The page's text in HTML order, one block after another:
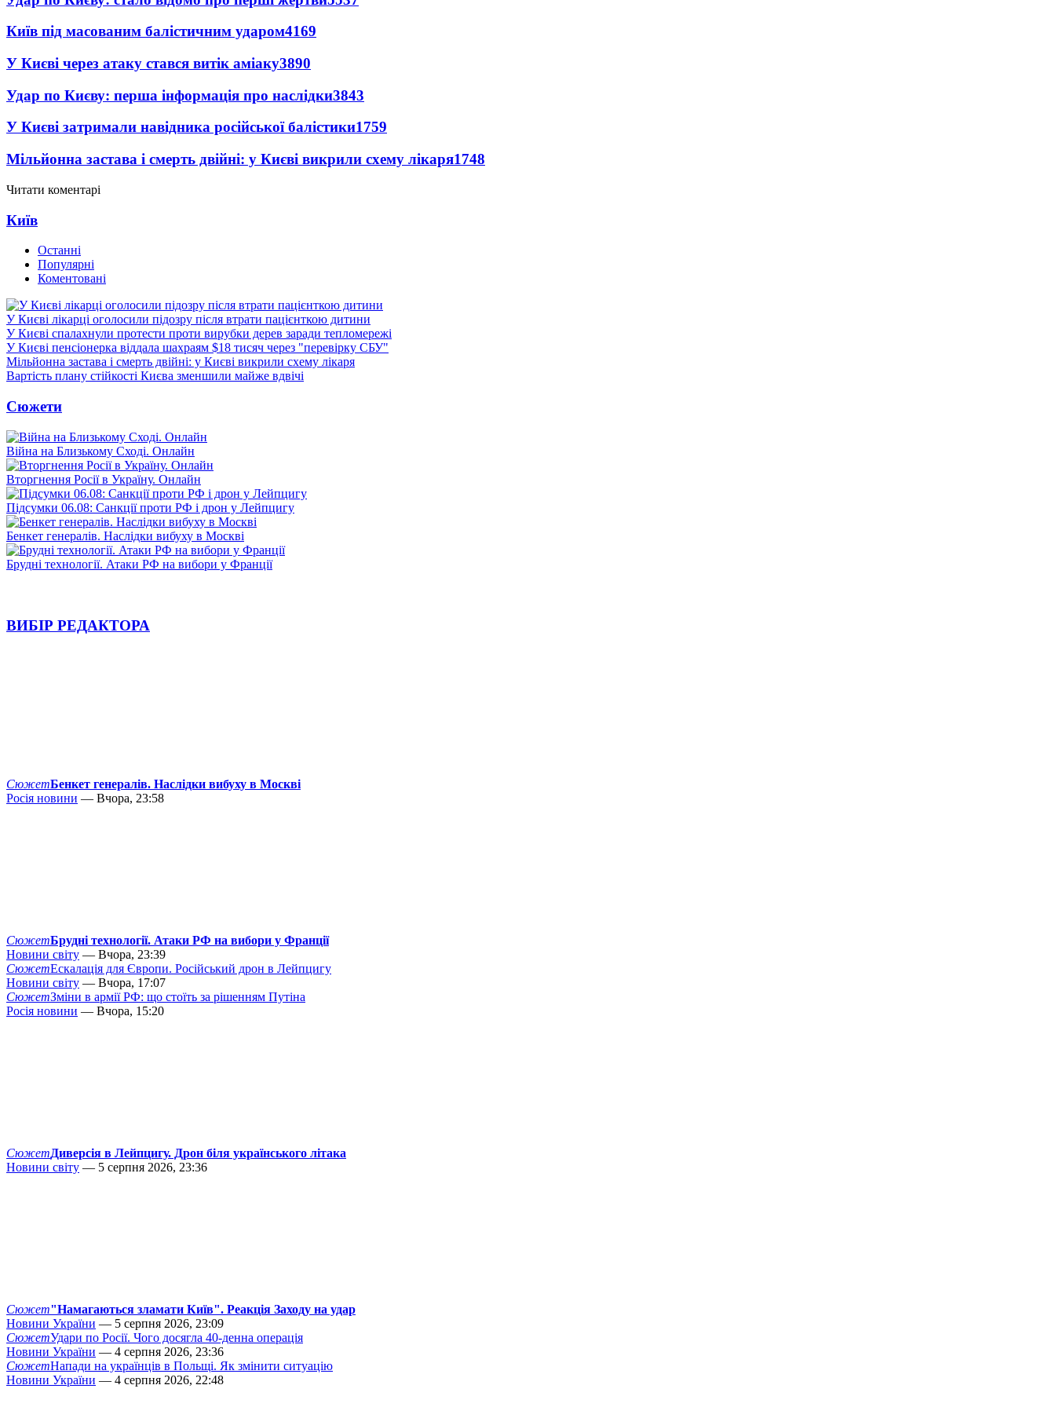
Київ під масованим балістичним ударом4169
У Києві через атаку стався витік аміаку3890
Удар по Києву: перша інформація про наслідки3843
У Києві затримали навідника російської балістики1759
Мільйонна застава і смерть двійні: у Києві викрили схему лікаря1748
Читати коментарі
Київ
Останні
Популярні
Коментовані
У Києві лікарці оголосили підозру після втрати пацієнткою дитини
У Києві спалахнули протести проти вирубки дерев заради тепломережі
У Києві пенсіонерка віддала шахраям $18 тисяч через "перевірку СБУ"
Мільйонна застава і смерть двійні: у Києві викрили схему лікаря
Вартість плану стійкості Києва зменшили майже вдвічі
Сюжети
Війна на Близькому Сході. Онлайн
Вторгнення Росії в Україну. Онлайн
Підсумки 06.08: Санкції проти РФ і дрон у Лейпцигу
Бенкет генералів. Наслідки вибуху в Москві
Брудні технології. Атаки РФ на вибори у Франції
ВИБІР РЕДАКТОРА
СюжетБенкет генералів. Наслідки вибуху в Москві
Росія новини — Вчора, 23:58
СюжетБрудні технології. Атаки РФ на вибори у Франції
Новини світу — Вчора, 23:39
СюжетЕскалація для Європи. Російський дрон в Лейпцигу
Новини світу — Вчора, 17:07
СюжетЗміни в армії РФ: що стоїть за рішенням Путіна
Росія новини — Вчора, 15:20
СюжетДиверсія в Лейпцигу. Дрон біля українського літака
Новини світу — 5 серпня 2026, 23:36
Сюжет"Намагаються зламати Київ". Реакція Заходу на удар
Новини України — 5 серпня 2026, 23:09
СюжетУдари по Росії. Чого досягла 40-денна операція
Новини України — 4 серпня 2026, 23:36
СюжетНапади на українців в Польщі. Як змінити ситуацію
Новини України — 4 серпня 2026, 22:48